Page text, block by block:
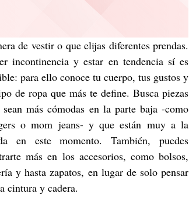
de vestir o que elijas diferentes prendas.
incontinencia y estar en tendencia sí es
para ello conoce tu cuerpo, tus gustos y
de ropa que más te define. Busca piezas
sean más cómodas en la parte baja -como
o mom jeans- y que están muy a la
en este momento. También, puedes
más en los accesorios, como bolsos,
y hasta zapatos, en lugar de solo pensar
cintura y cadera.